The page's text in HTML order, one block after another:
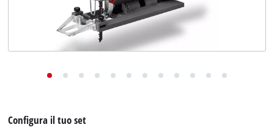
Configura il tuo set